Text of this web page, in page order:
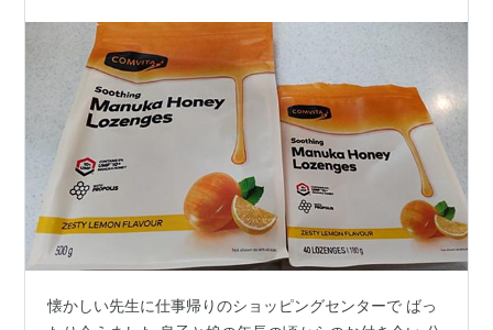
懐かしい先生に仕事帰りのショッピングセンターで ばっ